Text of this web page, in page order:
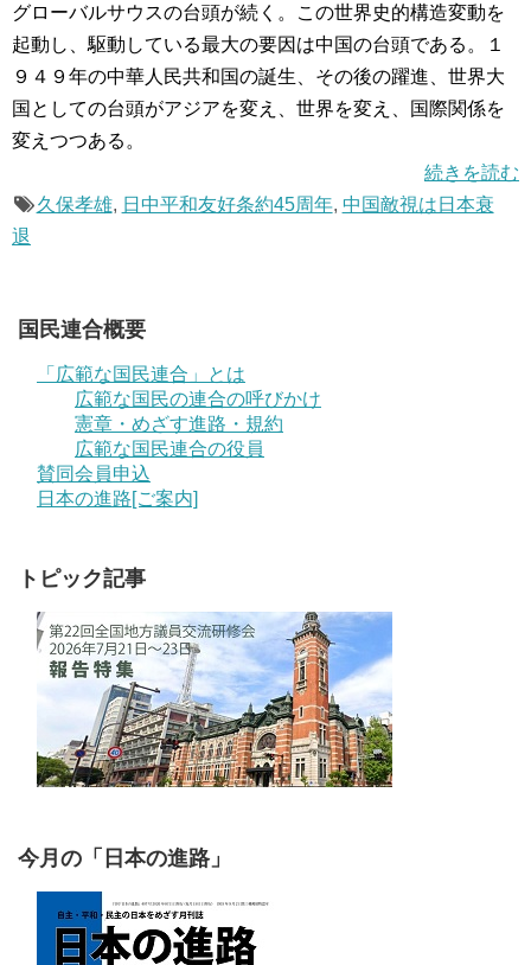
グローバルサウスの台頭が続く。この世界史的構造変動を
起動し、駆動している最大の要因は中国の台頭である。１
９４９年の中華人民共和国の誕生、その後の躍進、世界大
国としての台頭がアジアを変え、世界を変え、国際関係を
変えつつある。
続きを読む
久保孝雄, 日中平和友好条約45周年, 中国敵視は日本衰
退
国民連合概要
「広範な国民連合」とは
広範な国民の連合の呼びかけ
憲章・めざす進路・規約
広範な国民連合の役員
賛同会員申込
日本の進路[ご案内]
トピック記事
今月の「日本の進路」